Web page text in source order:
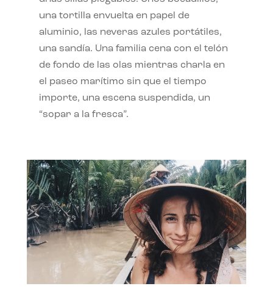
una tortilla envuelta en papel de
aluminio, las neveras azules portátiles,
una sandía. Una familia cena con el telón
de fondo de las olas mientras charla en
el paseo marítimo sin que el tiempo
importe, una escena suspendida, un
“sopar a la fresca”.